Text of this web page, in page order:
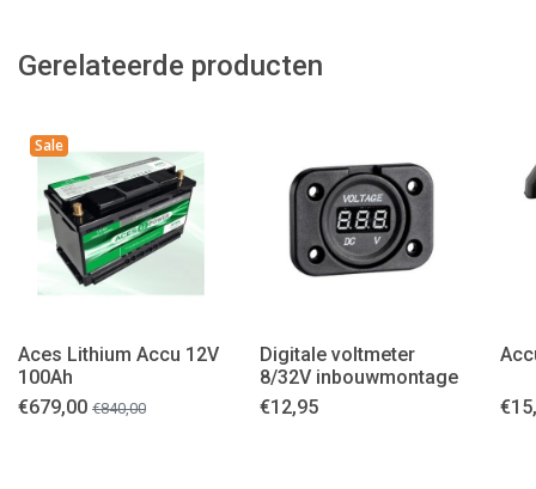
Gerelateerde producten
Sale
Aces Lithium Accu 12V
100Ah
€679,00 €840,00
Digitale voltmeter
8/32V inbouwmontage
€12,95 €